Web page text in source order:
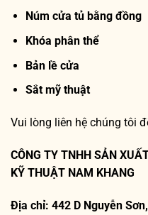
Núm cửa tủ bằng đồng
Khóa phân thể
Bản lề cửa
Sắt mỹ thuật
Vui lòng liên hệ chúng tôi
CÔNG TY TNHH SẢN
KỸ THUẬT NAM KHANG
Địa chỉ: 442 D Nguyễn